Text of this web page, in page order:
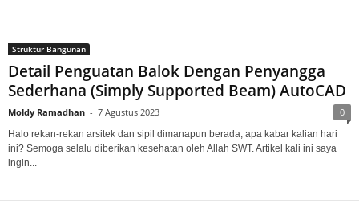
Struktur Bangunan
Detail Penguatan Balok Dengan Penyangga
Sederhana (Simply Supported Beam) AutoCAD
Moldy Ramadhan - 7 Agustus 2023 0
Halo rekan-rekan arsitek dan sipil dimanapun berada, apa kabar kalian hari
ini? Semoga selalu diberikan kesehatan oleh Allah SWT. Artikel kali ini saya
ingin...